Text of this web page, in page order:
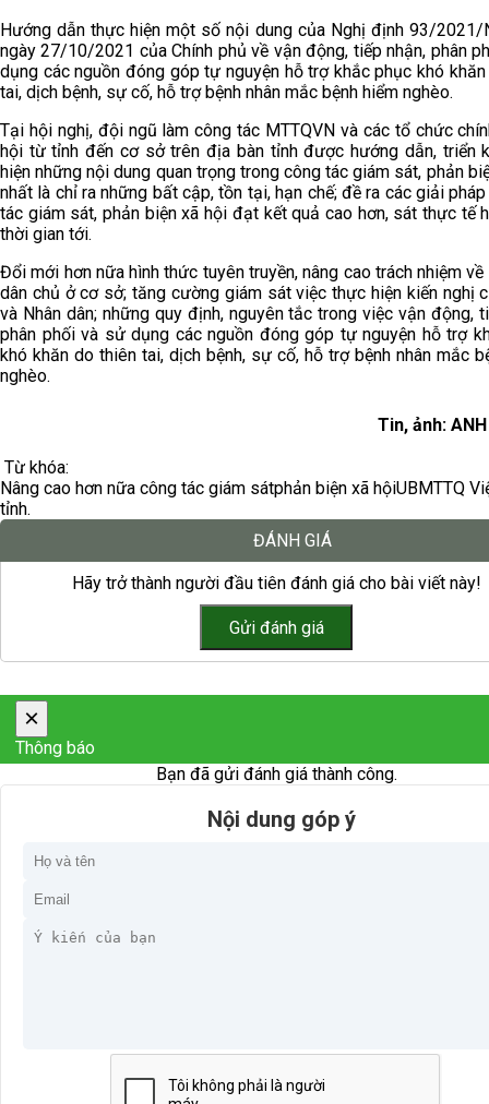
Hướng dẫn thực hiện một số nội dung của Nghị định 93/2021/
ngày 27/10/2021 của Chính phủ về vận động, tiếp nhận, phân
dụng các nguồn đóng góp tự nguyện hỗ trợ khắc phục khó
tai, dịch bệnh, sự cố, hỗ trợ bệnh nhân mắc bệnh hiểm nghèo.
Tại hội nghị, đội ngũ làm công tác MTTQVN và các tổ chức
hội từ tỉnh đến cơ sở trên địa bàn tỉnh được hướng dẫn, triển
hiện những nội dung quan trọng trong công tác giám sát, phản
nhất là chỉ ra những bất cập, tồn tại, hạn chế; đề ra các giải
tác giám sát, phản biện xã hội đạt kết quả cao hơn, sát thực tế
thời gian tới.
Đổi mới hơn nữa hình thức tuyên truyền, nâng cao trách nhiệm về
dân chủ ở cơ sở; tăng cường giám sát việc thực hiện kiến nghị
và Nhân dân; những quy định, nguyên tắc trong việc vận động,
phân phối và sử dụng các nguồn đóng góp tự nguyện hỗ trợ
khó khăn do thiên tai, dịch bệnh, sự cố, hỗ trợ bệnh nhân mắc
nghèo.
Tin, ảnh:
Từ khóa:
Nâng cao hơn nữa công tác giám sátphản biện xã hộiUBMTTQ
tỉnh.
ĐÁNH GIÁ
Hãy trở thành người đầu tiên đánh giá cho bài viết này!
×
Thông báo
Bạn đã gửi đánh giá thành công.
Nội dung góp ý